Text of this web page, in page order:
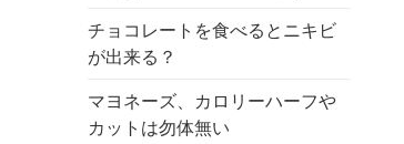
チョコレートを食べるとニキビ
が出来る？
マヨネーズ、カロリーハーフや
カットは勿体無い